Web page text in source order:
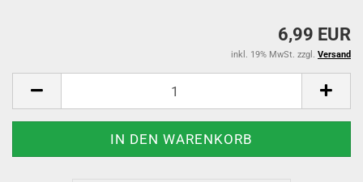
6,99 EUR
inkl. 19% MwSt. zzgl. Versand